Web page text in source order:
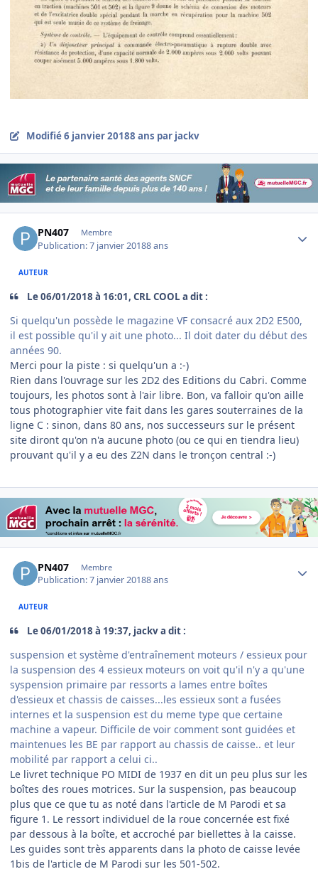
Modifié6 janvier 20188 ans par jackv
PN407 Membre
Publication:7 janvier 20188 ans
AUTEUR
Le ‎06‎/‎01‎/‎2018 à 16:01, CRL COOL a dit :
Si quelqu'un possède le magazine VF consacré aux 2D2 E500,
il est possible qu'il y ait une photo... Il doit dater du début des
années 90.
Merci pour la piste : si quelqu'un a :-)
Rien dans l'ouvrage sur les 2D2 des Editions du Cabri. Comme
toujours, les photos sont à l'air libre. Bon, va falloir qu'on aille
tous photographier vite fait dans les gares souterraines de la
ligne C : sinon, dans 80 ans, nos successeurs sur le présent
site diront qu'on n'a aucune photo (ou ce qui en tiendra lieu)
prouvant qu'il y a eu des Z2N dans le tronçon central :-)
PN407 Membre
Publication:7 janvier 20188 ans
AUTEUR
Le ‎06‎/‎01‎/‎2018 à 19:37, jackv a dit :
suspension et système d'entraînement moteurs / essieux pour
la suspension des 4 essieux moteurs on voit qu'il n'y a qu'une
syspension primaire par ressorts a lames entre boîtes
d'essieux et chassis de caisses...les essieux sont a fusées
internes et la suspension est du meme type que certaine
machine a vapeur. Difficile de voir comment sont guidées et
maintenues les BE par rapport au chassis de caisse.. et leur
mobilité par rapport a celui ci..
Le livret technique PO MIDI de 1937 en dit un peu plus sur les
boîtes des roues motrices. Sur la suspension, pas beaucoup
plus que ce que tu as noté dans l'article de M Parodi et sa
figure 1. Le ressort individuel de la roue concernée est fixé
par dessous à la boîte, et accroché par biellettes à la caisse.
Les guides sont très apparents dans la photo de caisse levée
1bis de l'article de M Parodi sur les 501-502.